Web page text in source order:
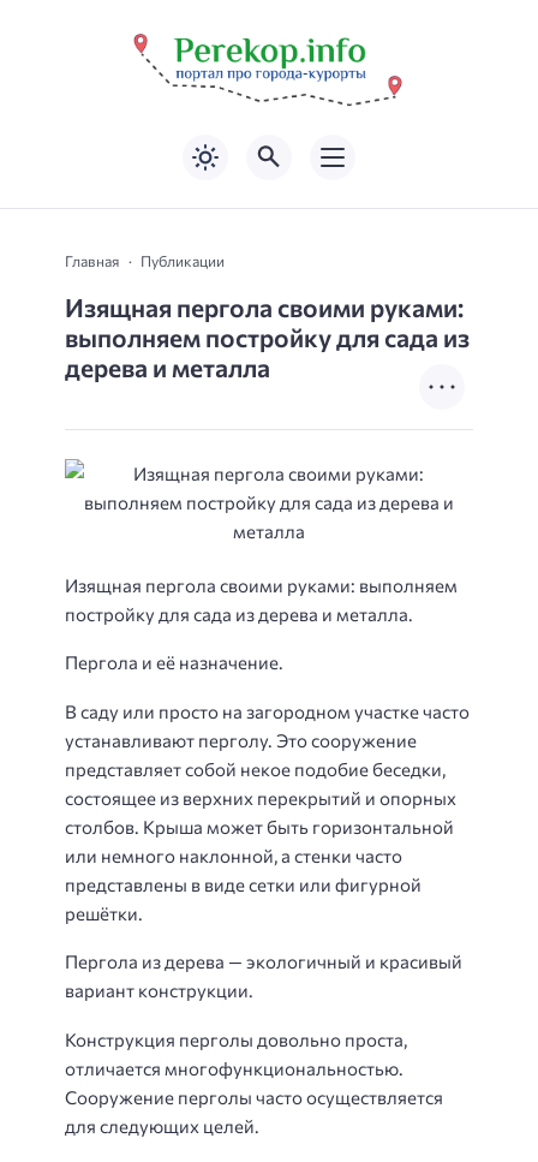
Главная Публикации
Изящная пергола своими руками:
выполняем постройку для сада из
дерева и металла
Изящная пергола своими руками: выполняем
постройку для сада из дерева и металла.
Пергола и её назначение.
В саду или просто на загородном участке часто
устанавливают перголу. Это сооружение
представляет собой некое подобие беседки,
состоящее из верхних перекрытий и опорных
столбов. Крыша может быть горизонтальной
или немного наклонной, а стенки часто
представлены в виде сетки или фигурной
решётки.
Пергола из дерева — экологичный и красивый
вариант конструкции.
Конструкция перголы довольно проста,
отличается многофункциональностью.
Сооружение перголы часто осуществляется
для следующих целей.